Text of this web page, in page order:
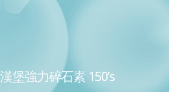
堡強力碎石素 150’s